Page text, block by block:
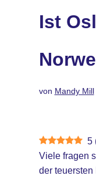
Ist
von Mandy Mill
5
Viele fragen
der